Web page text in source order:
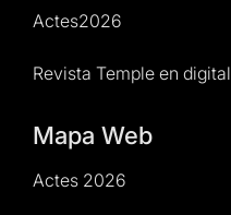
Actes2026
Revista Temple en digital
Mapa Web
Actes 2026